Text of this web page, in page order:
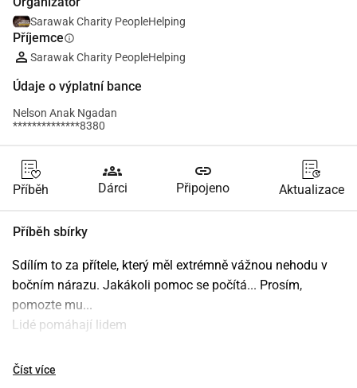
Sarawak Charity PeopleHelping
Příjemceinfo
Sarawak Charity PeopleHelping
Údaje o výplatní bance
Nelson Anak Ngadan
**************8380
Příběh
groups
Dárci
link
Připojeno Aktualizace
Příběh sbírky
Sdílím to za přítele, který měl extrémně vážnou nehodu v
bočním nárazu. Jakákoli pomoc se počítá... Prosím,
pomozte mu...
Lidé pomáhají lidem
Číst více